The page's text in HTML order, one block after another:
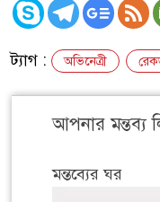
ট্যাগ : অভিনেত্রী
আপনার মন্তব্য
মন্তব্যের ঘর